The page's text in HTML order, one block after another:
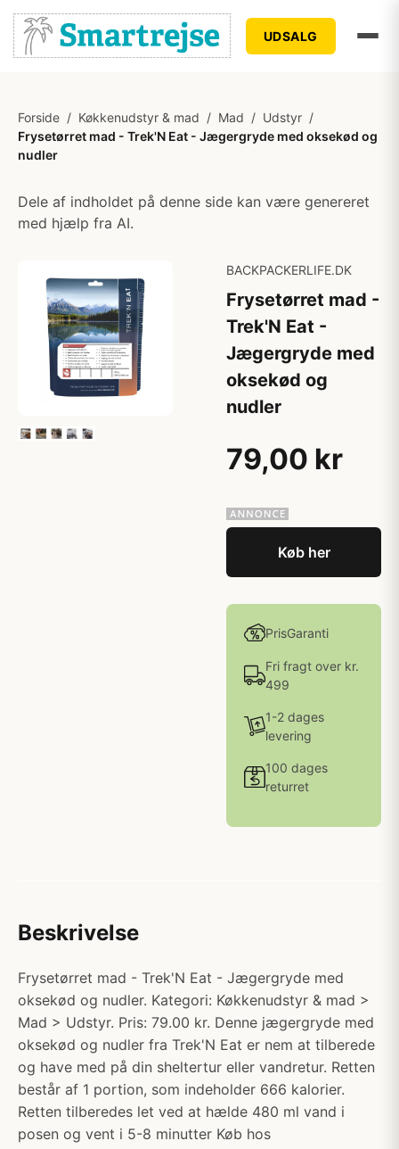
UDSALG
Forside / Køkkenudstyr & mad / Mad / Udstyr /
Frysetørret mad - Trek'N Eat - Jægergryde med oksekød og
nudler
Dele af indholdet på denne side kan være genereret
med hjælp fra AI.
BACKPACKERLIFE.DK
Frysetørret mad -
Trek'N Eat -
Jægergryde med
oksekød og
nudler
79,00 kr
Køb her
PrisGaranti
Fri fragt over kr.
499
1-2 dages
levering
100 dages
returret
Beskrivelse
Frysetørret mad - Trek'N Eat - Jægergryde med
oksekød og nudler. Kategori: Køkkenudstyr & mad >
Mad > Udstyr. Pris: 79.00 kr. Denne jægergryde med
oksekød og nudler fra Trek'N Eat er nem at tilberede
og have med på din sheltertur eller vandretur. Retten
består af 1 portion, som indeholder 666 kalorier.
Retten tilberedes let ved at hælde 480 ml vand i
posen og vent i 5-8 minutter Køb hos